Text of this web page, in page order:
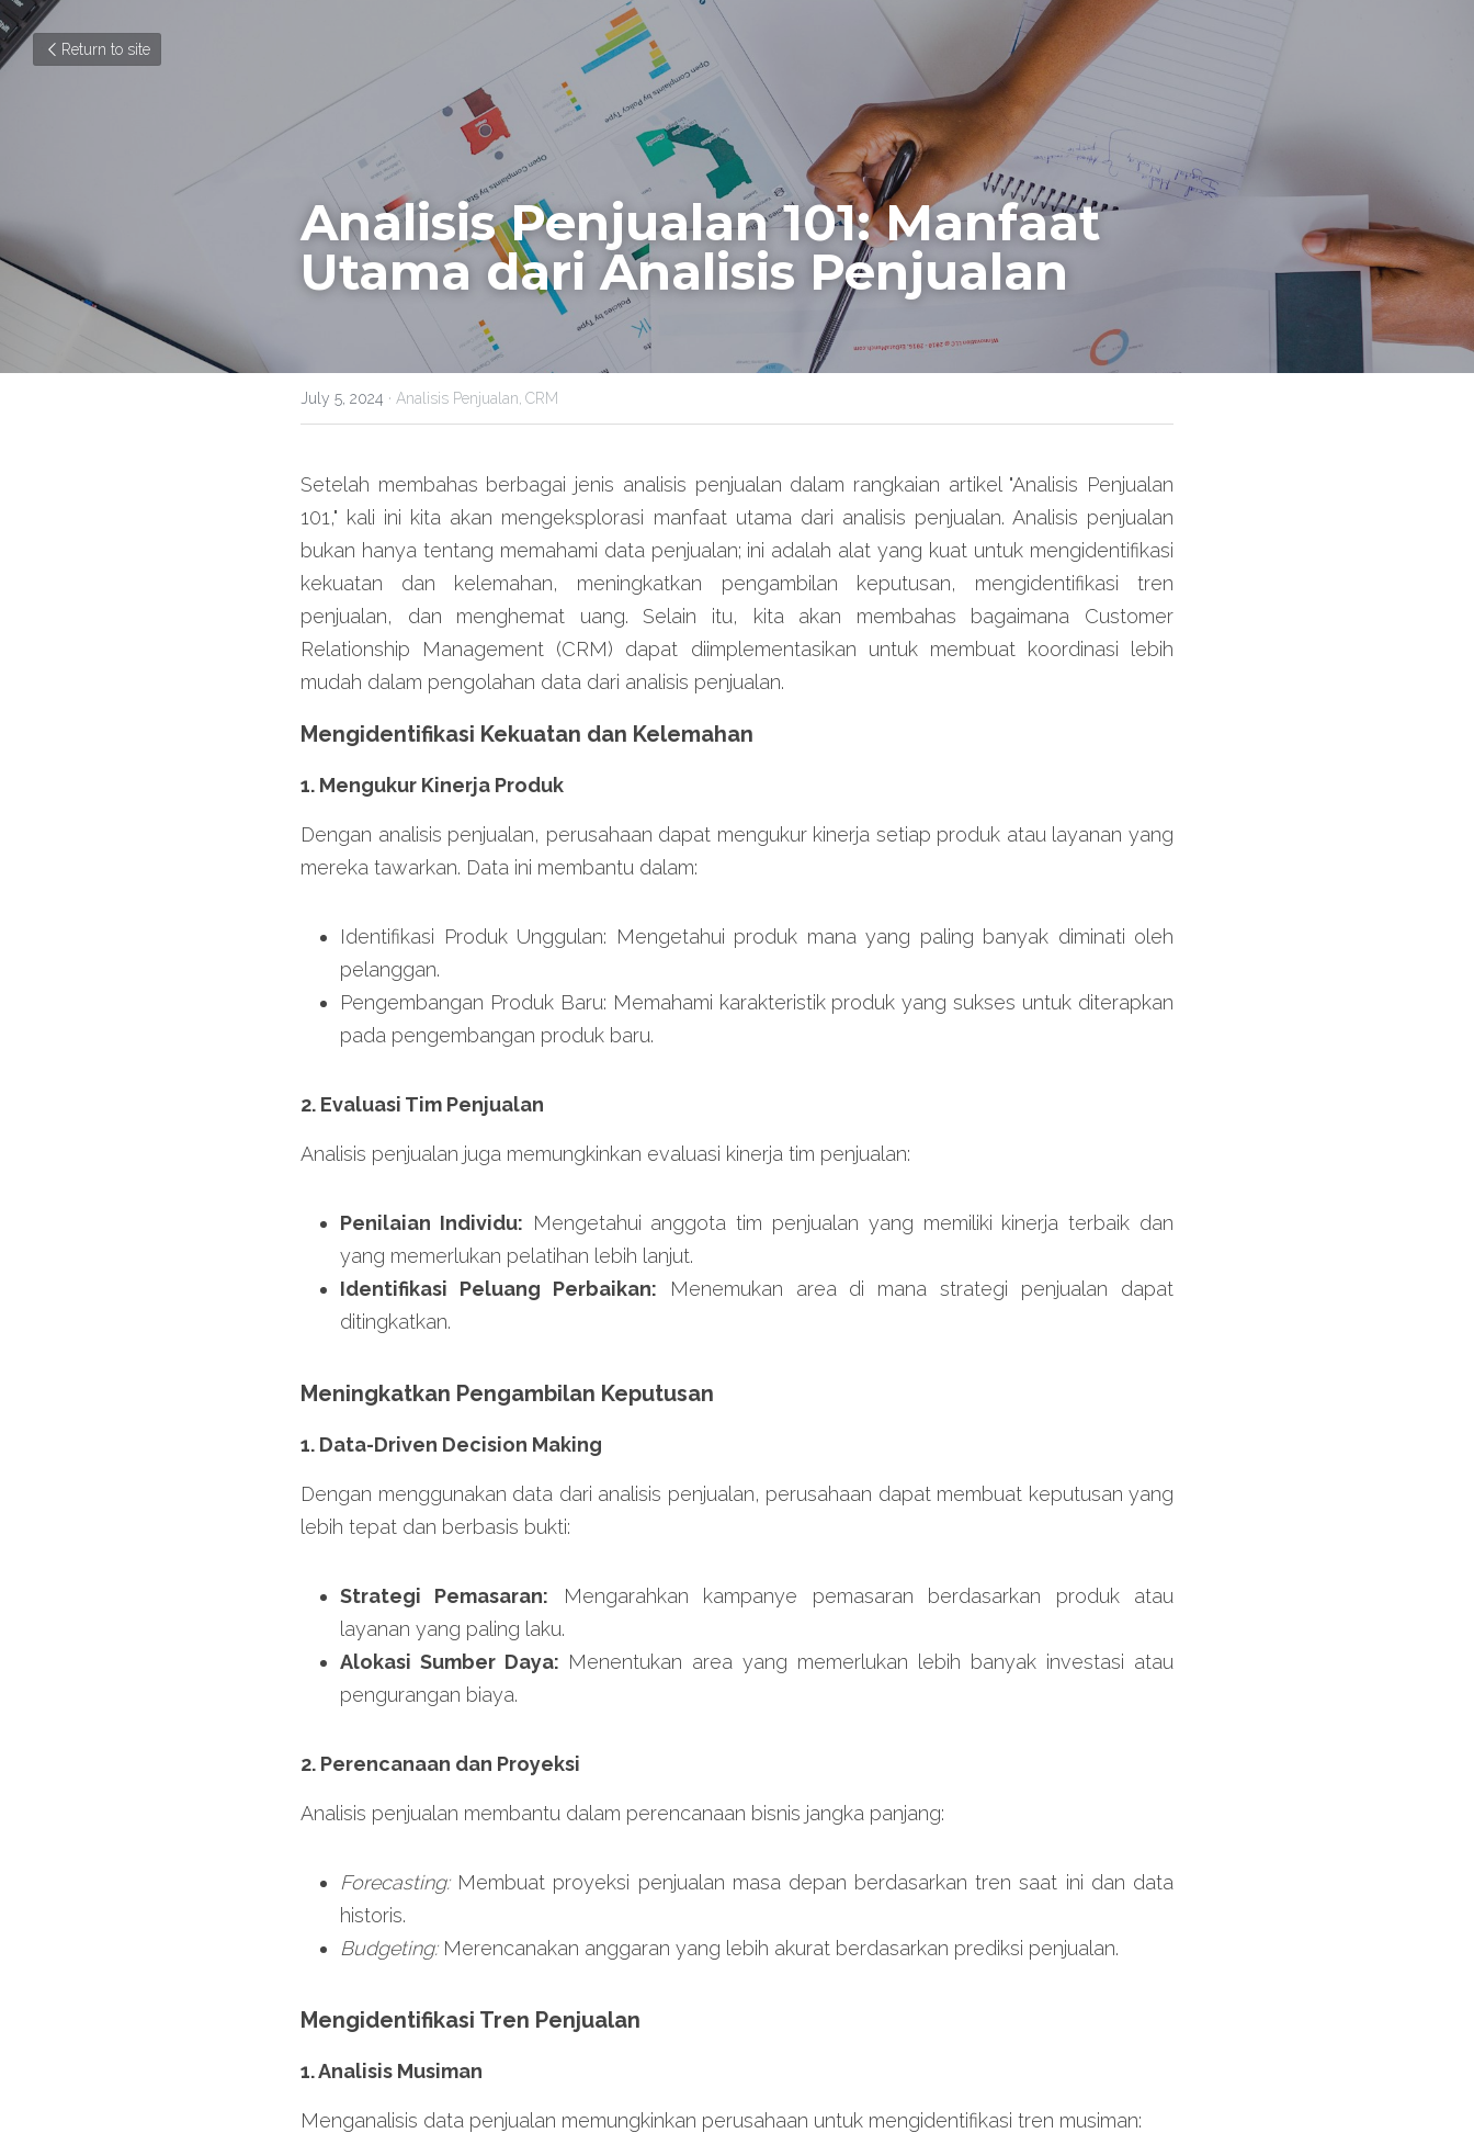
Return to site
Analisis Penjualan 101: Manfaat
Utama dari Analisis Penjualan
July 5, 2024 · Analisis Penjualan, CRM
Setelah membahas berbagai jenis analisis penjualan dalam rangkaian artikel "Analisis Penjualan
101," kali ini kita akan mengeksplorasi manfaat utama dari analisis penjualan. Analisis penjualan
bukan hanya tentang memahami data penjualan; ini adalah alat yang kuat untuk mengidentifikasi
kekuatan dan kelemahan, meningkatkan pengambilan keputusan, mengidentifikasi tren
penjualan, dan menghemat uang. Selain itu, kita akan membahas bagaimana Customer
Relationship Management (CRM) dapat diimplementasikan untuk membuat koordinasi lebih
mudah dalam pengolahan data dari analisis penjualan.
Mengidentifikasi Kekuatan dan Kelemahan
1. Mengukur Kinerja Produk
Dengan analisis penjualan, perusahaan dapat mengukur kinerja setiap produk atau layanan yang
mereka tawarkan. Data ini membantu dalam:
Identifikasi Produk Unggulan: Mengetahui produk mana yang paling banyak diminati oleh
pelanggan.
Pengembangan Produk Baru: Memahami karakteristik produk yang sukses untuk diterapkan
pada pengembangan produk baru.
2. Evaluasi Tim Penjualan
Analisis penjualan juga memungkinkan evaluasi kinerja tim penjualan:
Penilaian Individu: Mengetahui anggota tim penjualan yang memiliki kinerja terbaik dan
yang memerlukan pelatihan lebih lanjut.
Identifikasi Peluang Perbaikan: Menemukan area di mana strategi penjualan dapat
ditingkatkan.
Meningkatkan Pengambilan Keputusan
1. Data-Driven Decision Making
Dengan menggunakan data dari analisis penjualan, perusahaan dapat membuat keputusan yang
lebih tepat dan berbasis bukti:
Strategi Pemasaran: Mengarahkan kampanye pemasaran berdasarkan produk atau
layanan yang paling laku.
Alokasi Sumber Daya: Menentukan area yang memerlukan lebih banyak investasi atau
pengurangan biaya.
2. Perencanaan dan Proyeksi
Analisis penjualan membantu dalam perencanaan bisnis jangka panjang:
Forecasting: Membuat proyeksi penjualan masa depan berdasarkan tren saat ini dan data
historis.
Budgeting: Merencanakan anggaran yang lebih akurat berdasarkan prediksi penjualan.
Mengidentifikasi Tren Penjualan
1. Analisis Musiman
Menganalisis data penjualan memungkinkan perusahaan untuk mengidentifikasi tren musiman: